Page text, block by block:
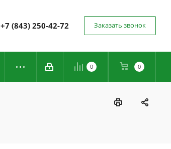
+7 (843) 250-42-72 Заказать звонок
0 0